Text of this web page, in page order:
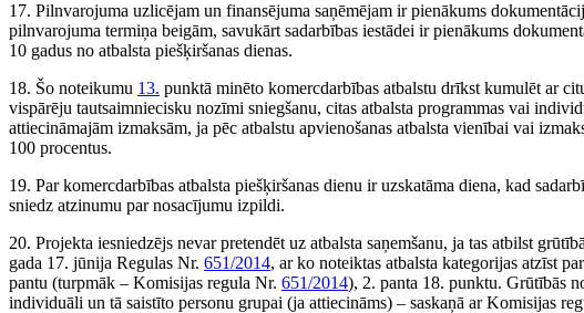
17. Pilnvarojuma uzlicējam un finansējuma saņēmējam ir pienākums
pilnvarojuma termiņa beigām, savukārt sadarbības iestādei ir pienākums
10 gadus no atbalsta piešķiršanas dienas.
18. Šo noteikumu 13. punktā minēto komercdarbības atbalstu drīkst kumulēt ar
vispārēju tautsaimniecisku nozīmi sniegšanu, citas atbalsta programmas vai
attiecināmajām izmaksām, ja pēc atbalstu apvienošanas atbalsta vienībai vai
100 procentus.
19. Par komercdarbības atbalsta piešķiršanas dienu ir uzskatāma diena, kad
sniedz atzinumu par nosacījumu izpildi.
20. Projekta iesniedzējs nevar pretendēt uz atbalsta saņemšanu, ja tas atbilst
gada 17. jūnija Regulas Nr. 651/2014, ar ko noteiktas atbalsta kategorijas atzīst
pantu (turpmāk – Komisijas regula Nr. 651/2014), 2. panta 18. punktu. Grūtībās
individuāli un tā saistīto personu grupai (ja attiecināms) – saskaņā ar Komisijas